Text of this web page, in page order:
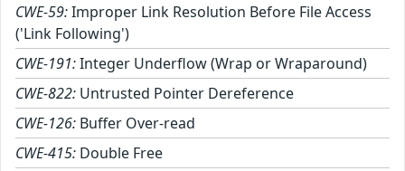
CWE-59:Improper Link Resolution Before File Access
('Link Following')
CWE-191:Integer Underflow (Wrap or Wraparound)
CWE-822: Untrusted Pointer Dereference
CWE-126: Buffer Over-read
CWE-415: Double Free